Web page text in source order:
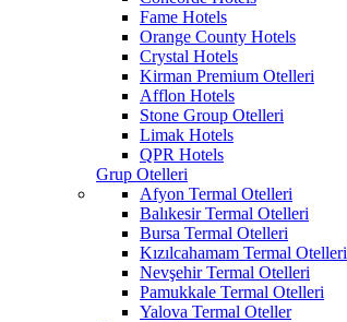
Fame Hotels
Orange County Hotels
Crystal Hotels
Kirman Premium Otelleri
Afflon Hotels
Stone Group Otelleri
Limak Hotels
QPR Hotels
Grup Otelleri
Afyon Termal Otelleri
Balıkesir Termal Otelleri
Bursa Termal Otelleri
Kızılcahamam Termal Otelleri
Nevşehir Termal Otelleri
Pamukkale Termal Otelleri
Yalova Termal Oteller